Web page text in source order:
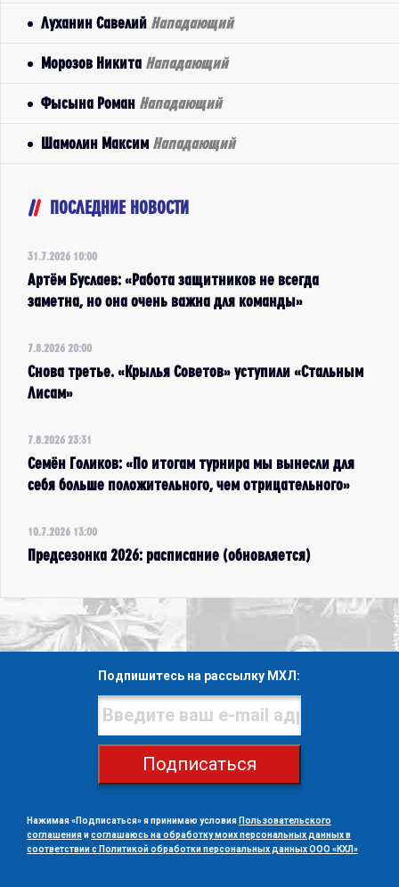
Луханин Савелий Нападающий
Морозов Никита Нападающий
Фысына Роман Нападающий
Шамолин Максим Нападающий
ПОСЛЕДНИЕ НОВОСТИ
31.7.2026 10:00
Артём Буслаев: «Работа защитников не всегда
заметна, но она очень важна для команды»
7.8.2026 20:00
Снова третье. «Крылья Советов» уступили «Стальным
Лисам»
7.8.2026 23:31
Семён Голиков: «По итогам турнира мы вынесли для
себя больше положительного, чем отрицательного»
10.7.2026 13:00
Предсезонка 2026: расписание (обновляется)
Подпишитесь на рассылку МХЛ:
Подписаться
Нажимая «Подписаться» я принимаю условия Пользовательского
соглашенияисоглашаюсь на обработку моих персональных данных в
соответствии с Политикой обработки персональных данных ООО «КХЛ»